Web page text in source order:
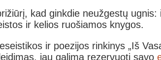
kad ginkdie neužgestų
ir kelios ruošiamos knygos.
ir poezijos rinkinys „Iš
jau galima rezervuoti savo